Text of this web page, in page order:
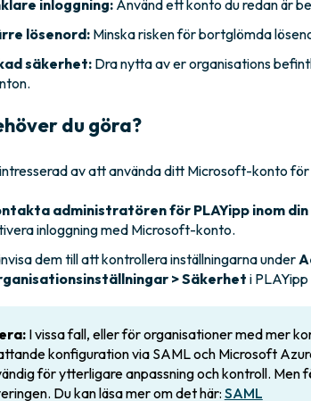
inloggning:Använd ett konto du redan är
lösenord:Minska risken för bortglömda
säkerhet:Dra nytta av er organisations
du göra?
av att använda ditt Microsoft-konto
administratören för PLAYipp inom
inloggning med Microsoft-konto.
dem till att kontrollera inställningarna under
> Säkerheti
I vissa fall, eller för organisationer med mer
konfiguration via SAML och Microsoft
för ytterligare anpassning och kontroll. Men
Du kan läsa mer om det här:SAML